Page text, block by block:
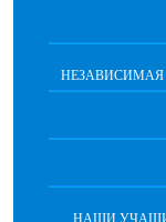
НЕЗАВИСИМАЯ